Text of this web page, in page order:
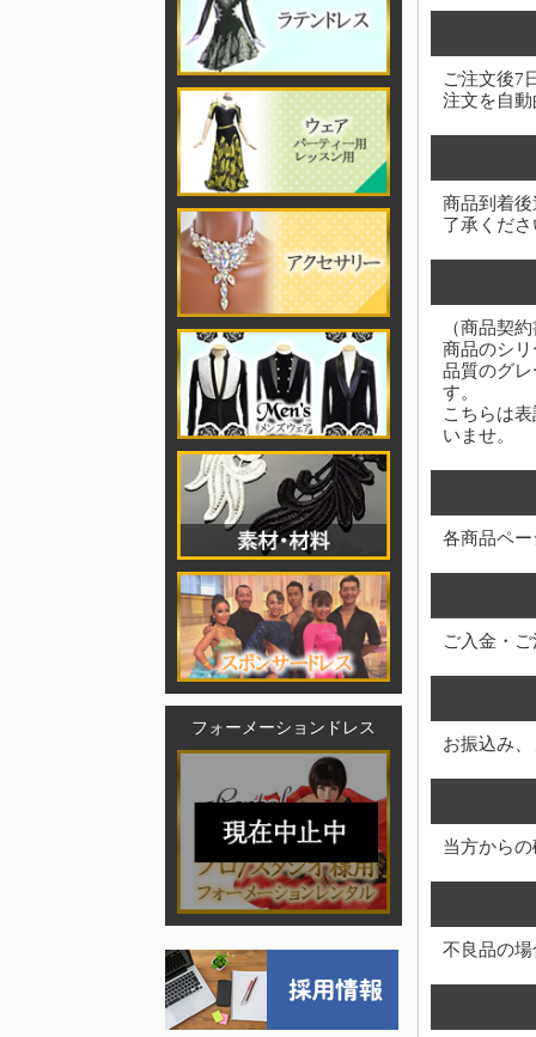
フォーメーションドレス
ご注文後7
注文を自
商品到着
了承くだ
（商品契
商品のシ
品質のグ
す。
こちらは
いませ。
各商品ペ
ご入金・
お振込み
当方から
不良品の